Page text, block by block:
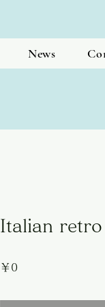
News
Italian
￥0